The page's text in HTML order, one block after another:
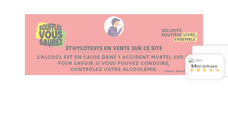
9.9/10 (539 avis)
* * * * *